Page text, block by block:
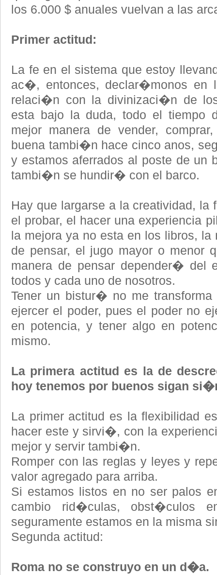
los 6.000 $ anuales vuelvan a las
Primer actitud:
La fe en el sistema que estoy
ac�, entonces, declar�monos en
relaci�n con la divinizaci�n de
esta bajo la duda, todo el tiempo
mejor manera de vender,
buena tambi�n hace cinco anos,
y estamos aferrados al poste de un
tambi�n se hundir� con el barco.
Hay que largarse a la creatividad,
el probar, el hacer una experiencia
la mejora ya no esta en los libros, la
de pensar, el jugo mayor o menor
manera de pensar depender� del
todos y cada uno de nosotros.
Tener un bistur� no me
ejercer el poder, pues el poder no
en potencia, y tener algo en
mismo.
La primera actitud es la de
hoy tenemos por buenos sigan
La primer actitud es la flexibilidad
hacer este y sirvi�, con la
mejor y servir tambi�n.
Romper con las reglas y leyes y
valor agregado para arriba.
Si estamos listos en no ser palos
cambio rid�culas, obst�culos
seguramente estamos en la misma
Segunda actitud:
Roma no se construyo en un d�a.